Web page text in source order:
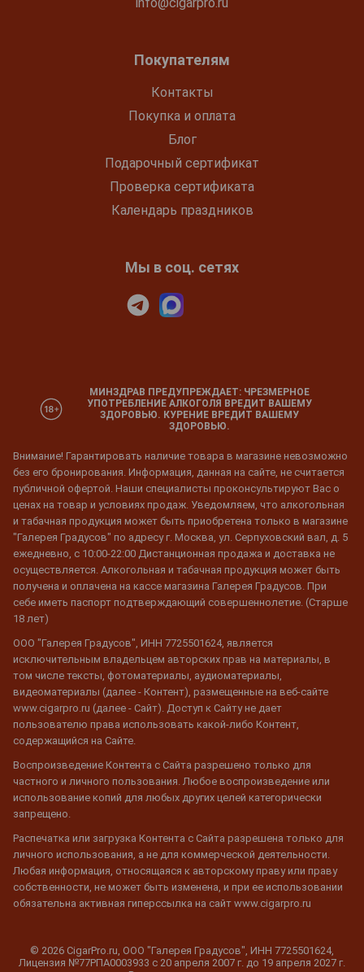
Покупателям
Контакты
Покупка и оплата
Блог
Подарочный сертификат
Проверка сертификата
Календарь праздников
Мы в соц. сетях
МИНЗДРАВ ПРЕДУПРЕЖДАЕТ: ЧРЕЗМЕРНОЕ
УПОТРЕБЛЕНИЕ АЛКОГОЛЯ ВРЕДИТ ВАШЕМУ
ЗДОРОВЬЮ. КУРЕНИЕ ВРЕДИТ ВАШЕМУ
ЗДОРОВЬЮ.
Внимание! Гарантировать наличие товара в магазине невозможно
без его бронирования. Информация, данная на сайте, не считается
публичной офертой. Наши специалисты проконсультируют Вас о
ценах на товар и условиях продаж. Уведомляем, что алкогольная
и табачная продукция может быть приобретена только в магазине
"Галерея Градусов" по адресу г. Москва, ул. Серпуховский вал, д. 5
ежедневно, с 10:00-22:00 Дистанционная продажа и доставка не
осуществляется. Алкогольная и табачная продукция может быть
получена и оплачена на кассе магазина Галерея Градусов. При
себе иметь паспорт подтверждающий совершеннолетие. (Старше
18 лет)
ООО "Галерея Градусов", ИНН 7725501624, является
исключительным владельцем авторских прав на материалы, в
том числе тексты, фотоматериалы, аудиоматериалы,
видеоматериалы (далее - Контент), размещенные на веб-сайте
www.cigarpro.ru (далее - Сайт). Доступ к Сайту не дает
пользователю права использовать какой-либо Контент,
содержащийся на Сайте.
Воспроизведение Контента с Сайта разрешено только для
частного и личного пользования. Любое воспроизведение или
использование копий для любых других целей категорически
запрещено.
Распечатка или загрузка Контента с Сайта разрешена только для
личного использования, а не для коммерческой деятельности.
Любая информация, относящаяся к авторскому праву или праву
собственности, не может быть изменена, и при ее использовании
обязательна активная гиперссылка на сайт www.cigarpro.ru
© 2026 CigarPro.ru, ООО "Галерея Градусов", ИНН 7725501624,
Лицензия №77РПА0003933 c 20 апреля 2007 г. до 19 апреля 2027 г.